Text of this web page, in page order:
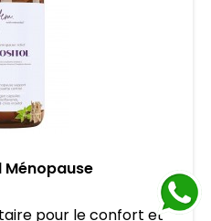
Ménopause
pour le confort et